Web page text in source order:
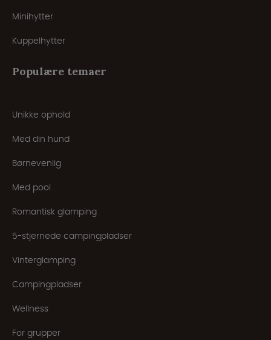
Minihytter
Kuppelhytter
Populære temaer
Unikke ophold
Med din hund
Børnevenlig
Med pool
Romantisk glamping
5-stjernede campingpladser
Vinterglamping
Campingpladser
Wellness
For grupper